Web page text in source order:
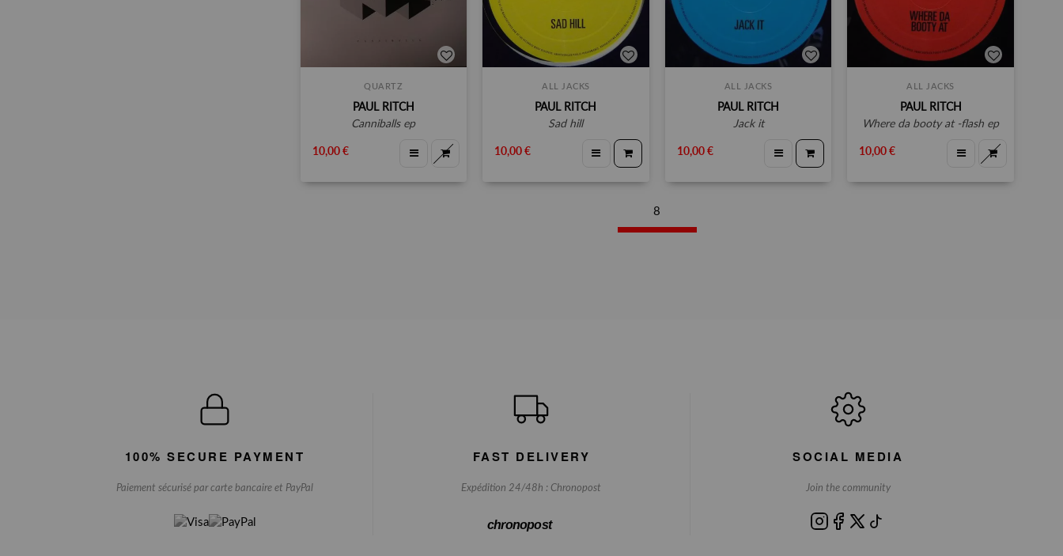
QUARTZ
PAUL RITCH
canniballs ep
10,00 €
ALL JACKS
PAUL RITCH
sad hill
10,00 €
ALL JACKS
PAUL RITCH
jack it
10,00 €
ALL JACKS
PAUL RITCH
where da booty at -flash ep
10,00 €
8
100% SECURE PAYMENT
Paiement sécurisé par carte bancaire et PayPal
FAST DELIVERY
Expédition 24/48h : Chronopost
chronopost
SOCIAL MEDIA
Join the community